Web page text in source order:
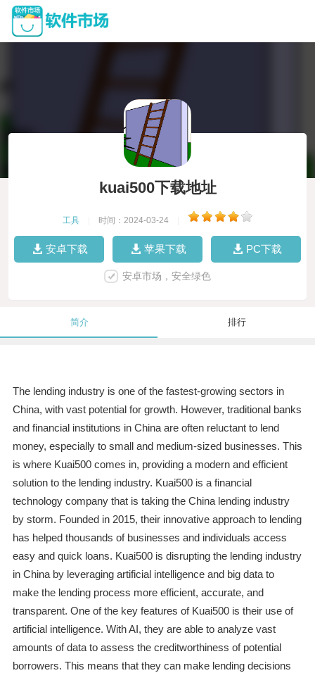
kuai500下载地址
工具 时间：2024-03-24
安卓下载 苹果下载 PC下载
安卓市场，安全绿色
简介 排行
The lending industry is one of the fastest-growing sectors in
China, with vast potential for growth. However, traditional banks
and financial institutions in China are often reluctant to lend
money, especially to small and medium-sized businesses. This
is where Kuai500 comes in, providing a modern and efficient
solution to the lending industry. Kuai500 is a financial
technology company that is taking the China lending industry
by storm. Founded in 2015, their innovative approach to lending
has helped thousands of businesses and individuals access
easy and quick loans. Kuai500 is disrupting the lending industry
in China by leveraging artificial intelligence and big data to
make the lending process more efficient, accurate, and
transparent. One of the key features of Kuai500 is their use of
artificial intelligence. With AI, they are able to analyze vast
amounts of data to assess the creditworthiness of potential
borrowers. This means that they can make lending decisions